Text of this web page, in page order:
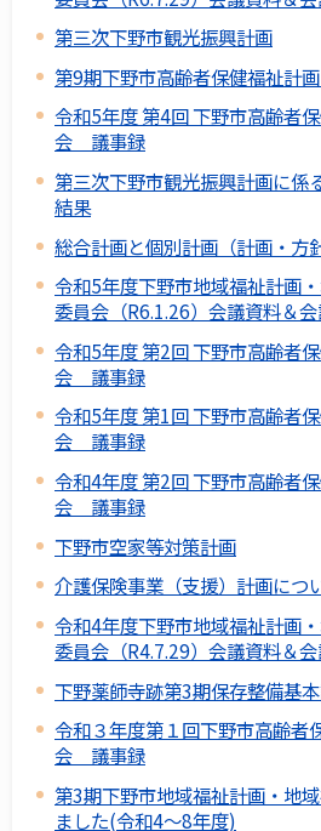
第三次下野市観光振興計画
第9期下野市高齢者保健福祉計画
令和5年度 第4回 下野市高齢者
会 議事録
第三次下野市観光振興計画に係
結果
総合計画と個別計画（計画・方
令和5年度下野市地域福祉計画
委員会（R6.1.26）会議資料＆
令和5年度 第2回 下野市高齢者
会 議事録
令和5年度 第1回 下野市高齢者
会 議事録
令和4年度 第2回 下野市高齢者
会 議事録
下野市空家等対策計画
介護保険事業（支援）計画につ
令和4年度下野市地域福祉計画
委員会（R4.7.29）会議資料＆
下野薬師寺跡第3期保存整備基
令和３年度第１回下野市高齢者
会 議事録
第3期下野市地域福祉計画・地
ました(令和4～8年度)